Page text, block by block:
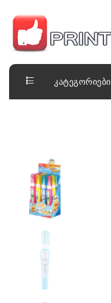
Skip to content
ლაიქ ფრინთ
კატეგორიები